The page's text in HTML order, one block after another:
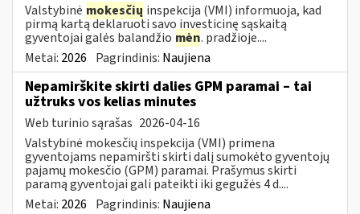
Valstybinė mokesčių inspekcija (VMI) informuoja, kad
pirmą kartą deklaruoti savo investicinę sąskaitą
gyventojai galės balandžio mėn. pradžioje....
Metai: 2026 Pagrindinis: Naujiena
Nepamirškite skirti dalies GPM paramai – tai
užtruks vos kelias minutes
Web turinio sąrašas 2026-04-16
Valstybinė mokesčių inspekcija (VMI) primena
gyventojams nepamiršti skirti dalį sumokėto gyventojų
pajamų mokesčio (GPM) paramai. Prašymus skirti
paramą gyventojai gali pateikti iki gegužės 4 d....
Metai: 2026 Pagrindinis: Naujiena